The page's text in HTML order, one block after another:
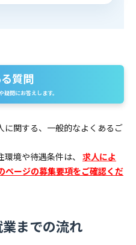
質問
問にお答えします。
関する、一般的なよくあるご
環境や待遇条件は、 求人によ
ページの募集要項をご確認くだ
までの流れ